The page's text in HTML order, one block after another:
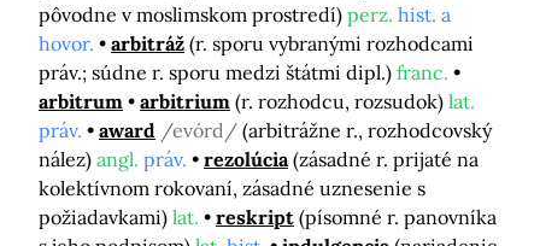
pôvodne v moslimskom prostredí) perz. hist. a
hovor.
arbitráž (r. sporu vybranými rozhodcami
práv.; súdne r. sporu medzi štátmi dipl.) franc.
arbitrum
arbitrium (r. rozhodcu, rozsudok) lat.
práv.
award /evórd/ (arbitrážne r., rozhodcovský
nález) angl. práv. rezolúcia (zásadné r. prijaté na
kolektívnom rokovaní, zásadné uznesenie s
požiadavkami) lat. reskript (písomné r. panovníka